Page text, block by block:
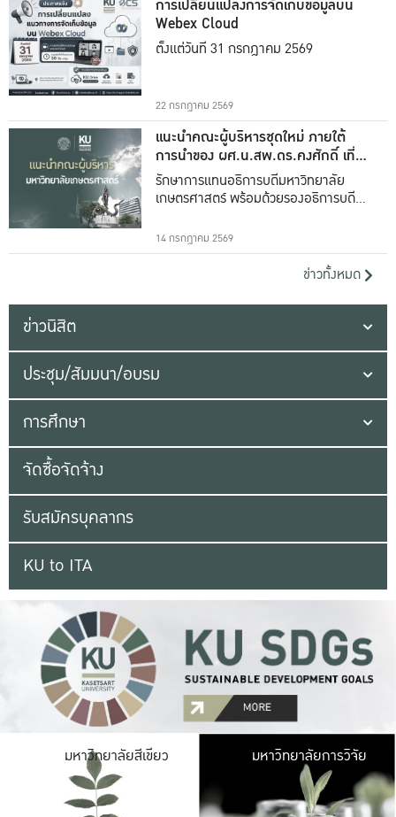
การเปลี่ยนแปลงการจัดเก็บข้อมูลบน
Webex Cloud
ตั้งแต่วันที่ 31 กรกฎาคม 2569
22 กรกฎาคม 2569
แนะนำคณะผู้บริหารชุดใหม่ ภายใต้
การนำของ ผศ.น.สพ.ดร.คงศักดิ์ เที่ยง
ธรรม
รักษาการแทนอธิการบดีมหาวิทยาลัย
เกษตรศาสตร์ พร้อมด้วยรองอธิการบดีทั้ง
14 กรกฎาคม 2569
ข่าวทั้งหมด
ข่าวนิสิต
ประชุม/สัมมนา/อบรม
การศึกษา
จัดซื้อจัดจ้าง
รับสมัครบุคลากร
KU to ITA
มหาวิทยาลัยสีเขียว มหาวิ
มีพื้นที่เขียวสดใส
เป็นป่าในเมือง เกษต
มหาวิทยาลัยการวิจัย